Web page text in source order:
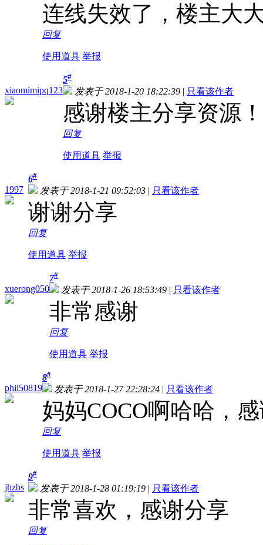
连线失效了，楼主大
回复
使用道具 举报
xiaomimipq123
5#
发表于 2018-1-20 18:22:39 | 只看该作者
感谢楼主分享资源
回复
使用道具 举报
1997
6#
发表于 2018-1-21 09:52:03 | 只看该作者
谢谢分享
回复
使用道具 举报
xuerong050
7#
发表于 2018-1-26 18:53:49 | 只看该作者
非常感谢
回复
使用道具 举报
phil50819
8#
发表于 2018-1-27 22:28:24 | 只看该作者
妈妈COCO啊哈哈，
回复
使用道具 举报
jhzbs
9#
发表于 2018-1-28 01:19:19 | 只看该作者
非常喜欢，感谢分享
回复